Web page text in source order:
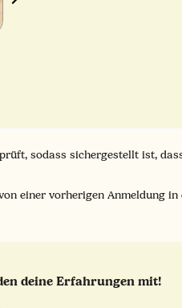
sodass sichergestellt ist,
einer vorherigen Anmeldung
deine Erfahrungen mit!